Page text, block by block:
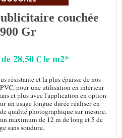
couchée
900 Gr
28,50 € le m2*
résistante et la plus épaisse de nos
pour une utilisation en intérieur
et plus avec l'application en option
un usage longue durée réaliser en
qualité photographique sur mesure.
maximum de 12 m de long et 5 de
sans soudure.